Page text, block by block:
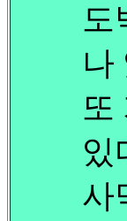
도
나
또
있
사